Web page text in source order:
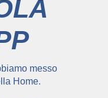
messo
Home.